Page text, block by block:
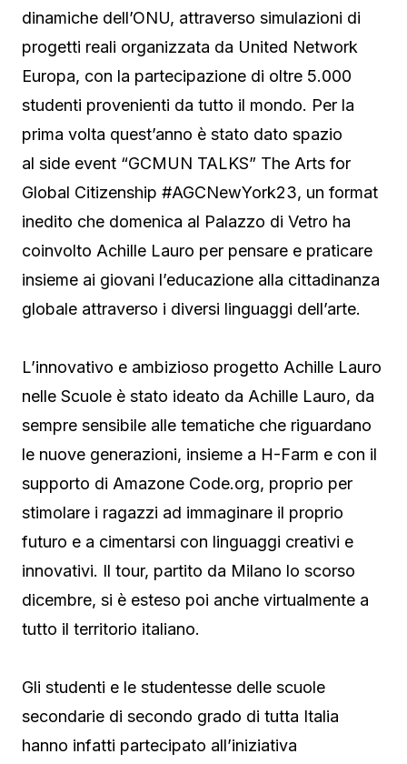
dinamiche dell’ONU, attraverso simulazioni di
progetti reali organizzata da United Network
Europa, con la partecipazione di oltre 5.000
studenti provenienti da tutto il mondo. Per la
prima volta quest’anno è stato dato spazio
al side event “GCMUN TALKS” The Arts for
Global Citizenship #AGCNewYork23, un format
inedito che domenica al Palazzo di Vetro ha
coinvolto Achille Lauro per pensare e praticare
insieme ai giovani l’educazione alla cittadinanza
globale attraverso i diversi linguaggi dell’arte.
L’innovativo e ambizioso progetto Achille Lauro
nelle Scuole è stato ideato da Achille Lauro, da
sempre sensibile alle tematiche che riguardano
le nuove generazioni, insieme a H-Farm e con il
supporto di Amazone Code.org, proprio per
stimolare i ragazzi ad immaginare il proprio
futuro e a cimentarsi con linguaggi creativi e
innovativi. Il tour, partito da Milano lo scorso
dicembre, si è esteso poi anche virtualmente a
tutto il territorio italiano.
Gli studenti e le studentesse delle scuole
secondarie di secondo grado di tutta Italia
hanno infatti partecipato all’iniziativa